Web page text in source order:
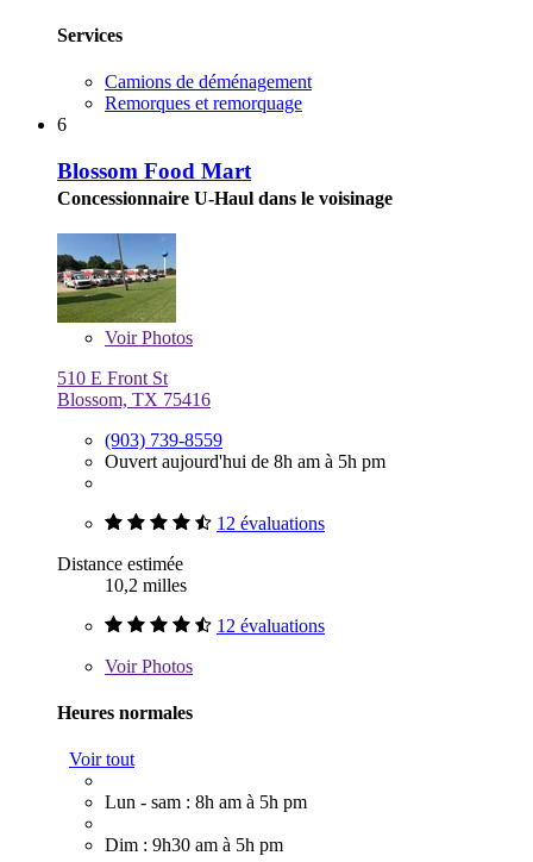
Services
Camions de déménagement
Remorques et remorquage
6
Blossom Food Mart
Concessionnaire U-Haul dans le voisinage
VoirPhotos
510 E Front St
Blossom, TX 75416
(903) 739-8559
Ouvert aujourd'hui de 8h am à 5h pm
12 évaluations
Distance estimée
10,2 milles
12 évaluations
VoirPhotos
Heures normales
Voir tout
Lun - sam : 8h am à 5h pm
Dim : 9h30 am à 5h pm